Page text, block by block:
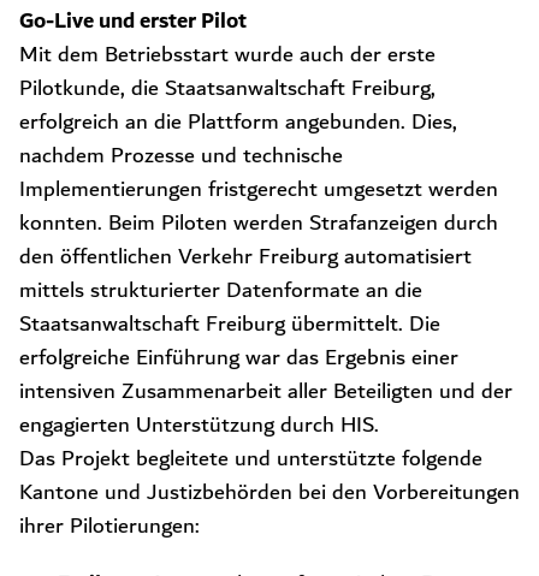
Go-Live und erster Pilot
Mit dem Betriebsstart wurde auch der erste
Pilotkunde, die Staatsanwaltschaft Freiburg,
erfolgreich an die Plattform angebunden. Dies,
nachdem Prozesse und technische
Implementierungen fristgerecht umgesetzt werden
konnten. Beim Piloten werden Strafanzeigen durch
den öffentlichen Verkehr Freiburg automatisiert
mittels strukturierter Datenformate an die
Staatsanwaltschaft Freiburg übermittelt. Die
erfolgreiche Einführung war das Ergebnis einer
intensiven Zusammenarbeit aller Beteiligten und der
engagierten Unterstützung durch HIS.
Das Projekt begleitete und unterstützte folgende
Kantone und Justizbehörden bei den Vorbereitungen
ihrer Pilotierungen: